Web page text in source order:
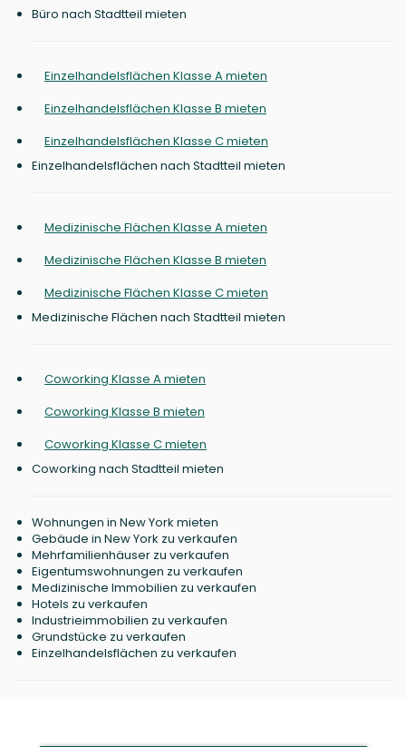
Büro nach Stadtteil mieten
Einzelhandelsflächen Klasse A mieten
Einzelhandelsflächen Klasse B mieten
Einzelhandelsflächen Klasse C mieten
Einzelhandelsflächen nach Stadtteil mieten
Medizinische Flächen Klasse A mieten
Medizinische Flächen Klasse B mieten
Medizinische Flächen Klasse C mieten
Medizinische Flächen nach Stadtteil mieten
Coworking Klasse A mieten
Coworking Klasse B mieten
Coworking Klasse C mieten
Coworking nach Stadtteil mieten
Wohnungen in New York mieten
Gebäude in New York zu verkaufen
Mehrfamilienhäuser zu verkaufen
Eigentumswohnungen zu verkaufen
Medizinische Immobilien zu verkaufen
Hotels zu verkaufen
Industrieimmobilien zu verkaufen
Grundstücke zu verkaufen
Einzelhandelsflächen zu verkaufen